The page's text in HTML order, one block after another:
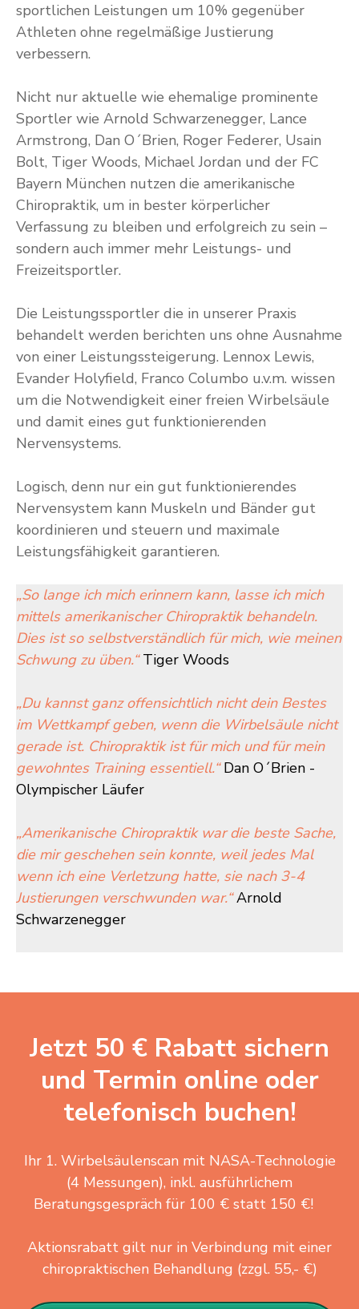
sportlichen Leistungen um 10% gegenüber
Athleten ohne regelmäßige Justierung
verbessern.
Nicht nur aktuelle wie ehemalige prominente
Sportler wie Arnold Schwarzenegger, Lance
Armstrong, Dan O´Brien, Roger Federer, Usain
Bolt, Tiger Woods, Michael Jordan und der FC
Bayern München nutzen die amerikanische
Chiropraktik, um in bester körperlicher
Verfassung zu bleiben und erfolgreich zu sein –
sondern auch immer mehr Leistungs- und
Freizeitsportler.
Die Leistungssportler die in unserer Praxis
behandelt werden berichten uns ohne Ausnahme
von einer Leistungssteigerung. Lennox Lewis,
Evander Holyfield, Franco Columbo u.v.m. wissen
um die Notwendigkeit einer freien Wirbelsäule
und damit eines gut funktionierenden
Nervensystems.
Logisch, denn nur ein gut funktionierendes
Nervensystem kann Muskeln und Bänder gut
koordinieren und steuern und maximale
Leistungsfähigkeit garantieren.
„So lange ich mich erinnern kann, lasse ich mich
mittels amerikanischer Chiropraktik behandeln.
Dies ist so selbstverständlich für mich, wie meinen
Schwung zu üben.“Tiger Woods
„Du kannst ganz offensichtlich nicht dein Bestes
im Wettkampf geben, wenn die Wirbelsäule nicht
gerade ist. Chiropraktik ist für mich und für mein
gewohntes Training essentiell.“Dan O´Brien -
Olympischer Läufer
„Amerikanische Chiropraktik war die beste Sache,
die mir geschehen sein konnte, weil jedes Mal
wenn ich eine Verletzung hatte, sie nach 3-4
Justierungen verschwunden war.“Arnold
Schwarzenegger
Jetzt 50 € Rabatt sichern
und Termin online oder
telefonisch buchen!
Ihr 1. Wirbelsäulenscan mit NASA-Technologie
(4 Messungen), inkl. ausführlichem
Beratungsgespräch für 100 € statt 150 €!
Aktionsrabatt gilt nur in Verbindung mit einer
chiropraktischen Behandlung (zzgl. 55,- €)